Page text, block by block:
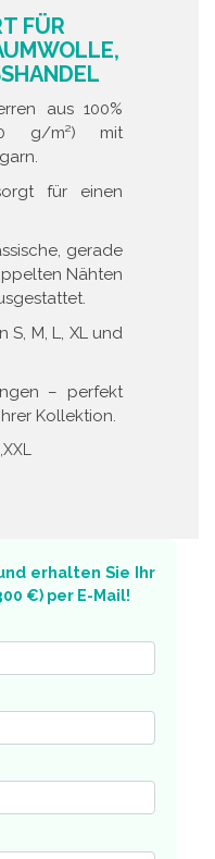
FÜR
aus 100%
g/m²) mit
für einen
gerade
Nähten
S, M, L, XL und
– perfekt
Kollektion.
erhalten Sie Ihr
€) per E-Mail!